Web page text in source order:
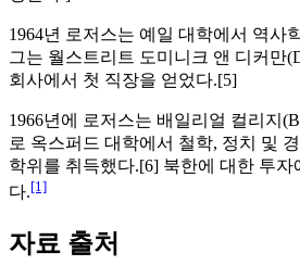
1964년 로저스는 예일 대학에서 역사
그는 월스트리트 도미니크 앤 디커만
회사에서 첫 직장을 얻었다.[5]
1966년에 로저스는 배일리얼 컬리지
로 옥스퍼드 대학에서 철학, 정치 및
학위를 취득했다.[6] 북한에 대한 투자
다.[1]
자료 출처